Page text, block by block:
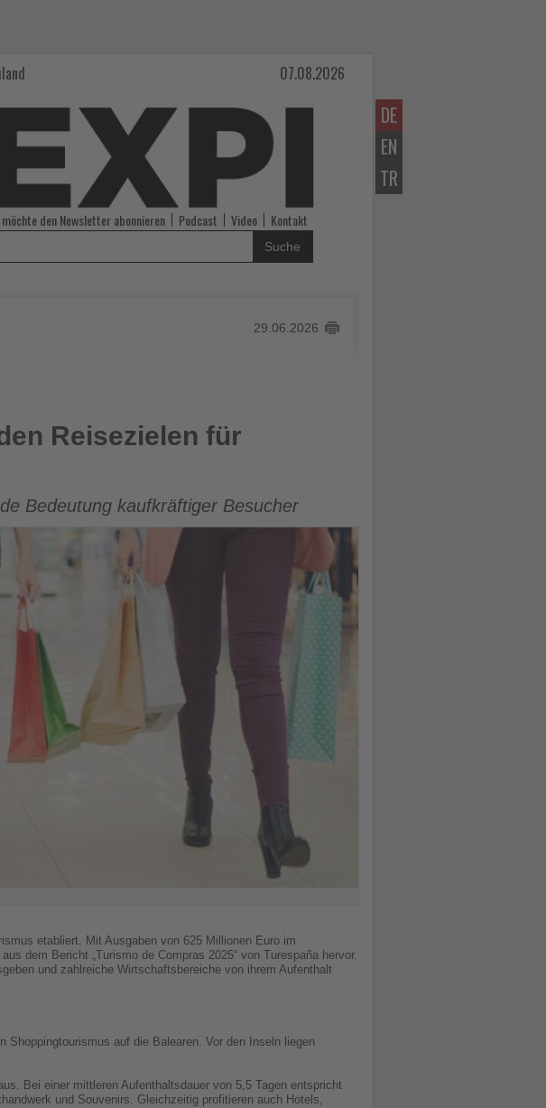
DE
EN
TR
07.08.2026
den Newsletter abonnieren Podcast Video Kontakt
Suche
29.06.2026
Reisezielen für
Bedeutung kaufkräftiger Besucher
etabliert. Mit Ausgaben von 625 Millionen Euro im
dem Bericht „Turismo de Compras 2025“ von Turespaña hervor.
und zahlreiche Wirtschaftsbereiche von ihrem Aufenthalt
Shoppingtourismus auf die Balearen. Vor den Inseln liegen
Bei einer mittleren Aufenthaltsdauer von 5,5 Tagen entspricht
und Souvenirs. Gleichzeitig profitieren auch Hotels,